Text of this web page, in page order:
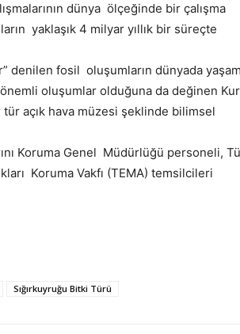
dünya ölçeğinde bir çalışma
yaklaşık 4 milyar yıllık bir süreçte
denilen fosil oluşumların dünyada
oluşumlar olduğuna da değinen
açık hava müzesi şeklinde bilimsel
Koruma Genel Müdürlüğü personeli,
Koruma Vakfı (TEMA) temsilcileri
Sığırkuyruğu Bitki Türü